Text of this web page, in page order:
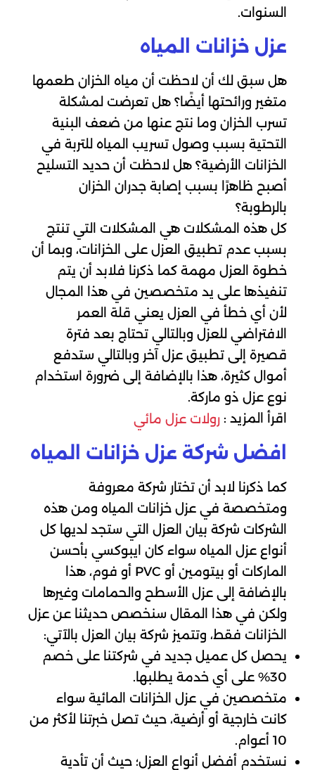
السنوات.
عزل خزانات المياه
هل سبق لك أن لاحظت أن مياه الخزان طعمها
متغير ورائحتها أيضًا؟ هل تعرضت لمشكلة
تسرب الخزان وما نتج عنها من ضعف البنية
التحتية بسبب وصول تسريب المياه للتربة في
الخزانات الأرضية؟ هل لاحظت أن حديد التسليح
أصبح ظاهرًا بسبب إصابة جدران الخزان
بالرطوبة؟
كل هذه المشكلات هي المشكلات التي تنتج
بسبب عدم تطبيق العزل على الخزانات، وبما أن
خطوة العزل مهمة كما ذكرنا فلابد أن يتم
تنفيذها على يد متخصصين في هذا المجال
لأن أي خطأ في العزل يعني قلة العمر
الافتراضي للعزل وبالتالي تحتاج بعد فترة
قصيرة إلى تطبيق عزل آخر وبالتالي ستدفع
أموال كثيرة، هذا بالإضافة إلى ضرورة استخدام
نوع عزل ذو ماركة.
اقرأ المزيد : رولات عزل مائي
افضل شركة عزل خزانات المياه
كما ذكرنا لابد أن تختار شركة معروفة
ومتخصصة في عزل خزانات المياه ومن هذه
الشركات شركة بيان العزل التي ستجد لديها كل
أنواع عزل المياه سواء كان ايبوكسي بأحسن
الماركات أو بيتومين أو PVC أو فوم، هذا
بالإضافة إلى عزل الأسطح والحمامات وغيرها
ولكن في هذا المقال سنخصص حديثنا عن عزل
الخزانات فقط، وتتميز شركة بيان العزل بالآتي:
يحصل كل عميل جديد في شركتنا على خصم
30% على أي خدمة يطلبها.
متخصصين في عزل الخزانات المائية سواء
كانت خارجية أو أرضية، حيث تصل خبرتنا لأكثر من
10 أعوام.
نستخدم أفضل أنواع العزل؛ حيث أن تأدية